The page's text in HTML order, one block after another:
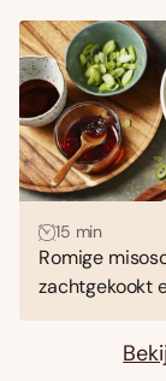
15 min
Romige
zachtgekookt